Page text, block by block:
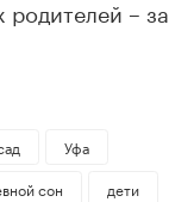
– за
Уфа
сон дети